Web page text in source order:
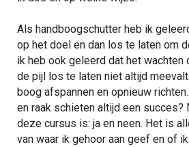
Als handboogschutter heb ik
op het doel en dan los te laten om
ik heb ook geleerd dat het wachten
de pijl los te laten niet altijd
boog afspannen en opnieuw
en raak schieten altijd een succes?
deze cursus is: ja en neen. Het is
van waar ik gehoor aan geef en of